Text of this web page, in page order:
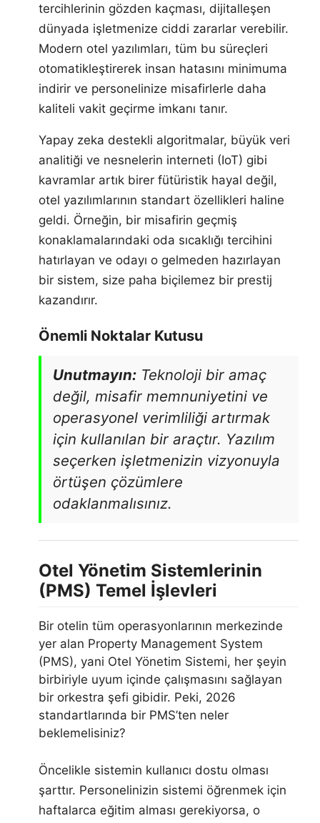
tercihlerinin gözden kaçması, dijitalleşen
dünyada işletmenize ciddi zararlar verebilir.
Modern otel yazılımları, tüm bu süreçleri
otomatikleştirerek insan hatasını minimuma
indirir ve personelinize misafirlerle daha
kaliteli vakit geçirme imkanı tanır.
Yapay zeka destekli algoritmalar, büyük veri
analitiği ve nesnelerin interneti (IoT) gibi
kavramlar artık birer fütüristik hayal değil,
otel yazılımlarının standart özellikleri haline
geldi. Örneğin, bir misafirin geçmiş
konaklamalarındaki oda sıcaklığı tercihini
hatırlayan ve odayı o gelmeden hazırlayan
bir sistem, size paha biçilemez bir prestij
kazandırır.
Önemli Noktalar Kutusu
Unutmayın: Teknoloji bir amaç
değil, misafir memnuniyetini ve
operasyonel verimliliği artırmak
için kullanılan bir araçtır. Yazılım
seçerken işletmenizin vizyonuyla
örtüşen çözümlere
odaklanmalısınız.
Otel Yönetim Sistemlerinin
(PMS) Temel İşlevleri
Bir otelin tüm operasyonlarının merkezinde
yer alan Property Management System
(PMS), yani Otel Yönetim Sistemi, her şeyin
birbiriyle uyum içinde çalışmasını sağlayan
bir orkestra şefi gibidir. Peki, 2026
standartlarında bir PMS’ten neler
beklemelisiniz?
Öncelikle sistemin kullanıcı dostu olması
şarttır. Personelinizin sistemi öğrenmek için
haftalarca eğitim alması gerekiyorsa, o